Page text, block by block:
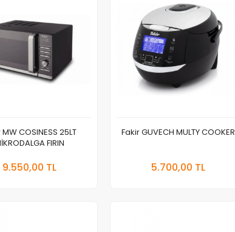
COSINESS 25LT
FIRIN
9.550,00 TL
Fakir GUVECH MULTY COOKER
5.700,00 TL